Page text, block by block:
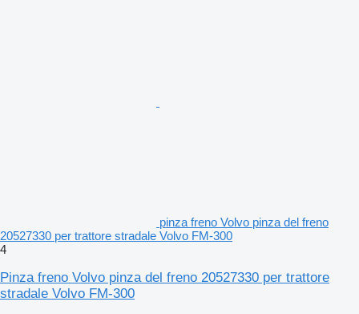
pinza freno Volvo pinza del freno
20527330 per trattore stradale Volvo FM-300
4
Pinza freno Volvo pinza del freno 20527330 per trattore
stradale Volvo FM-300